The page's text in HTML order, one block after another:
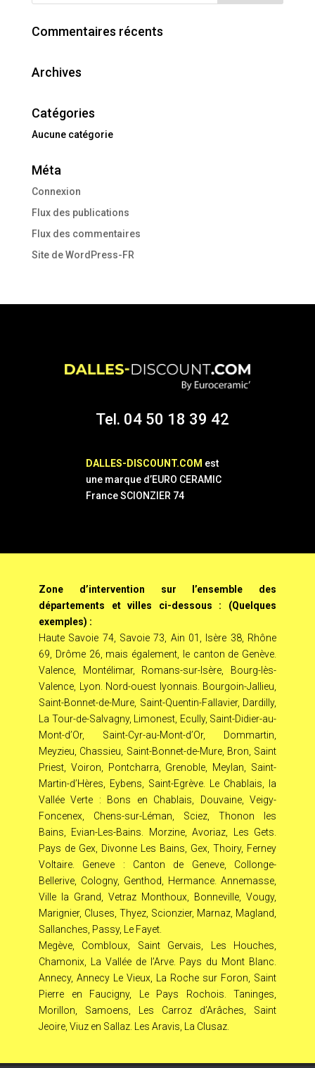
Commentaires récents
Archives
Catégories
Aucune catégorie
Méta
Connexion
Flux des publications
Flux des commentaires
Site de WordPress-FR
Tel. 04 50 18 39 42
DALLES-DISCOUNT.COM est
une marque d’EURO CERAMIC
France SCIONZIER 74
Zone d’intervention sur l’ensemble des
départements et villes ci-dessous : (Quelques
exemples) :
Haute Savoie 74, Savoie 73, Ain 01, Isère 38, Rhône
69, Drôme 26, mais également, le canton de Genève.
Valence, Montélimar, Romans-sur-Isère, Bourg-lès-
Valence, Lyon. Nord-ouest lyonnais. Bourgoin-Jallieu,
Saint-Bonnet-de-Mure, Saint-Quentin-Fallavier, Dardilly,
La Tour-de-Salvagny, Limonest, Ecully, Saint-Didier-au-
Mont-d’Or, Saint-Cyr-au-Mont-d’Or, Dommartin,
Meyzieu, Chassieu, Saint-Bonnet-de-Mure, Bron, Saint
Priest, Voiron, Pontcharra, Grenoble, Meylan, Saint-
Martin-d’Hères, Eybens, Saint-Egrève. Le Chablais, la
Vallée Verte : Bons en Chablais, Douvaine, Veigy-
Foncenex, Chens-sur-Léman, Sciez, Thonon les
Bains, Evian-Les-Bains. Morzine, Avoriaz, Les Gets.
Pays de Gex, Divonne Les Bains, Gex, Thoiry, Ferney
Voltaire. Geneve : Canton de Geneve, Collonge-
Bellerive, Cologny, Genthod, Hermance. Annemasse,
Ville la Grand, Vetraz Monthoux, Bonneville, Vougy,
Marignier, Cluses, Thyez, Scionzier, Marnaz, Magland,
Sallanches, Passy, Le Fayet.
Megève, Combloux, Saint Gervais, Les Houches,
Chamonix, La Vallée de l’Arve. Pays du Mont Blanc.
Annecy, Annecy Le Vieux, La Roche sur Foron, Saint
Pierre en Faucigny, Le Pays Rochois. Taninges,
Morillon, Samoens, Les Carroz d’Arâches, Saint
Jeoire, Viuz en Sallaz. Les Aravis, La Clusaz.